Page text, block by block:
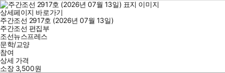
상세페이지 바로가기
주간조선 2917호 (2026년 07월 13일)
주간조선 편집부
조선뉴스프레스
문학/교양
참여
상세 가격
소장 3,500원